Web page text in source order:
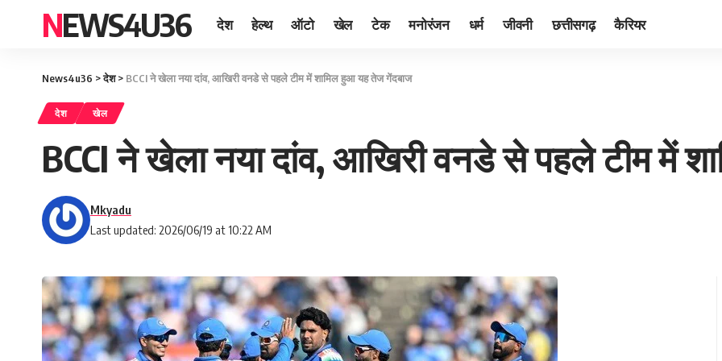
NEWS4U36 देश हेल्थ ऑटो खेल टेक मनोरंजन धर्म जीवनी छत्तीसगढ़ कैरियर
News4u36 >देश> BCCI ने खेला नया दांव, आखिरी वनडे से पहले टीम में शामिल हुआ यह तेज गेंदबाज
देश खेल
BCCI ने खेला नया दांव, आखिरी वनडे से पहले टीम में
Last updated: 2026/06/19 at 10:22 AM
Mkyadu